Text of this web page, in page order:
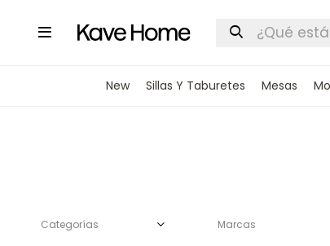

New Sillas Y Taburetes Mesas
Categorías Marcas